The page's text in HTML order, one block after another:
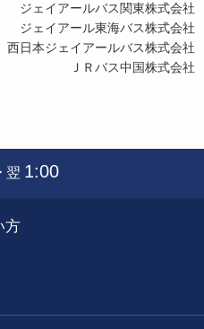
ジェイアールバス関東株式会社
ジェイアール東海バス株式会社
西日本ジェイアールバス株式会社
ＪＲバス中国株式会社
翌 1:00
方